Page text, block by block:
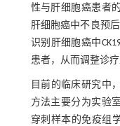
性与肝细胞癌患者
肝细胞癌中不良预
识别肝细胞癌中
患者，从而调整诊
目前的临床研究中
方法主要分为实验
穿刺样本的免疫组